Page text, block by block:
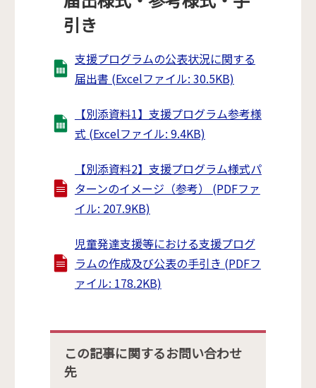
引き
支援プログラムの公表状況に関する
届出書 (Excelファイル: 30.5KB)
【別添資料1】支援プログラム参考様
式 (Excelファイル: 9.4KB)
【別添資料2】支援プログラム様式パ
ターンのイメージ（参考） (PDFファ
イル: 207.9KB)
児童発達支援等における支援プログ
ラムの作成及び公表の手引き (PDFフ
ァイル: 178.2KB)
この記事に関するお問い合わせ
先